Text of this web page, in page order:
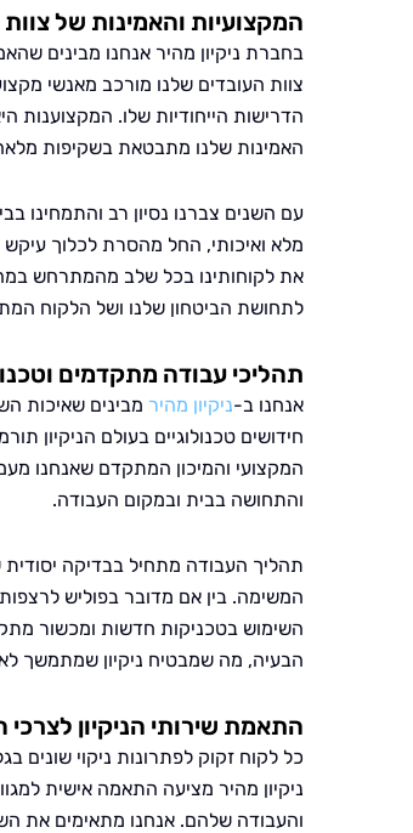
המקצועיות והאמינות של
בחברת ניקיון מהיר אנחנו מבינים
צוות העובדים שלנו מורכב מאנשי
הדרישות הייחודיות שלו. המקצוענות
האמינות שלנו מתבטאת בשקיפות
עם השנים צברנו נסיון רב והתמחינו
מלא ואיכותי, החל מהסרת לכלוך
את לקוחותינו בכל שלב מהמתרחש
לתחושת הביטחון שלנו ושל הלקוח
תהליכי עבודה מתקדמים
אנחנו ב-ניקיון מהיר מבינים שאיכות
חידושים טכנולוגיים בעולם הניקיון
המקצועי והמיכון המתקדם שאנחנו
והתחושה בבית ובמקום העבודה.
תהליך העבודה מתחיל בבדיקה
המשימה. בין אם מדובר בפוליש
השימוש בטכניקות חדשות ומכשור
הבעיה, מה שמבטיח ניקיון שמתמשך
התאמת שירותי הניקיון לצרכי
כל לקוח זקוק לפתרונות ניקוי
ניקיון מהיר מציעה התאמה אישית
והעבודה שלהם. אנחנו מתאימים את